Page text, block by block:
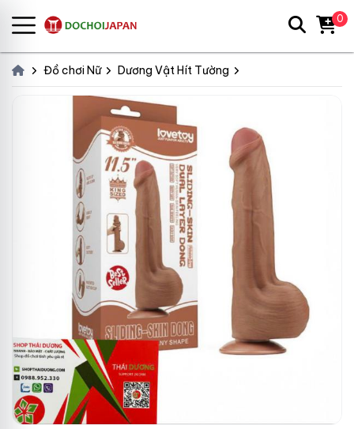
Đồ chơi Nữ Dương Vật Hít Tường
0